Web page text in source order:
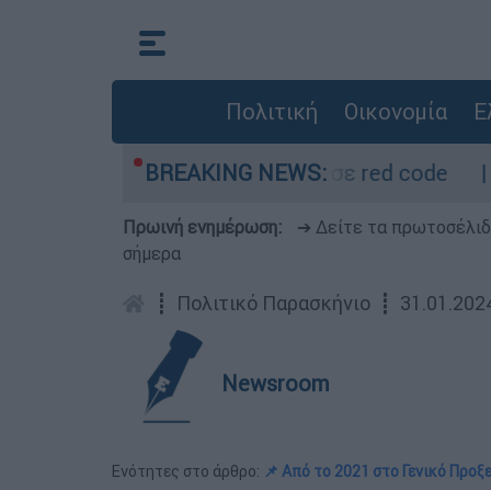
Πολιτική Οικονομία
BREAKING NEWS:
- Οι περιοχές σε red code
Πρωινή ενημέρωση: ➔ Δείτε τα
σήμερα
┋ Πολιτικό Παρασκήνιο ┋
Newsroom
Ενότητες στο άρθρο: 📌 Από το 2021 στο Γενικό